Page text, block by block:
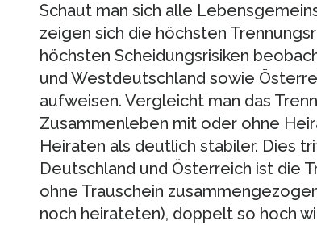
Schaut man sich alle
zeigen sich die höchsten
höchsten Scheidungsrisiken
und Westdeutschland sowie
aufweisen. Vergleicht man das
Zusammenleben mit oder ohne
Heiraten als deutlich stabiler. Dies
Deutschland und Österreich ist die
ohne Trauschein
noch heirateten), doppelt so hoch